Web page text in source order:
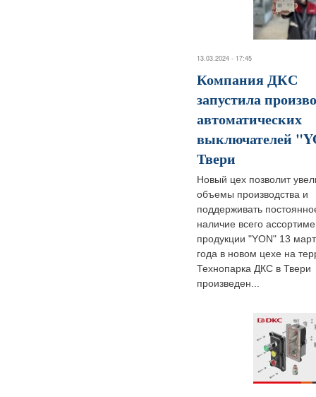
13.03.2024 - 17:45
Компания ДКС
запустила
автоматических
выключателей
Твери
Новый цех позволит
объемы производства и
поддерживать
наличие всего
продукции "YON" 13
года в новом цехе на
Технопарка ДКС в Твери
произведен...